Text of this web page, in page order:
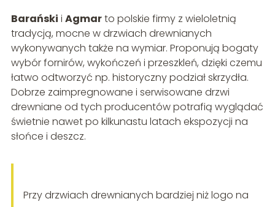
Barański i Agmarto polskie firmy z wieloletnią
tradycją, mocne w drzwiach drewnianych
wykonywanych także na wymiar. Proponują bogaty
wybór fornirów, wykończeń i przeszkleń, dzięki czemu
łatwo odtworzyć np. historyczny podział skrzydła.
Dobrze zaimpregnowane i serwisowane drzwi
drewniane od tych producentów potrafią wyglądać
świetnie nawet po kilkunastu latach ekspozycji na
słońce i deszcz.
Przy drzwiach drewnianych bardziej niż logo na